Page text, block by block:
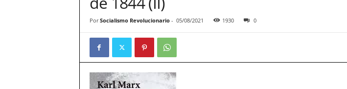
Por Socialismo Revolucionario- 05/08/2021 1930 0